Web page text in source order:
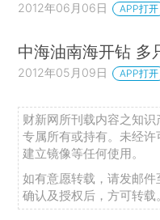
2012年06月06日 APP打开
中海油南海开钻 多
2012年05月09日 APP打开
财新网所刊载内容之知
专属所有或持有。未经
建立镜像等任何使用。
如有意愿转载，请发邮件
确认及授权后，方可转载。